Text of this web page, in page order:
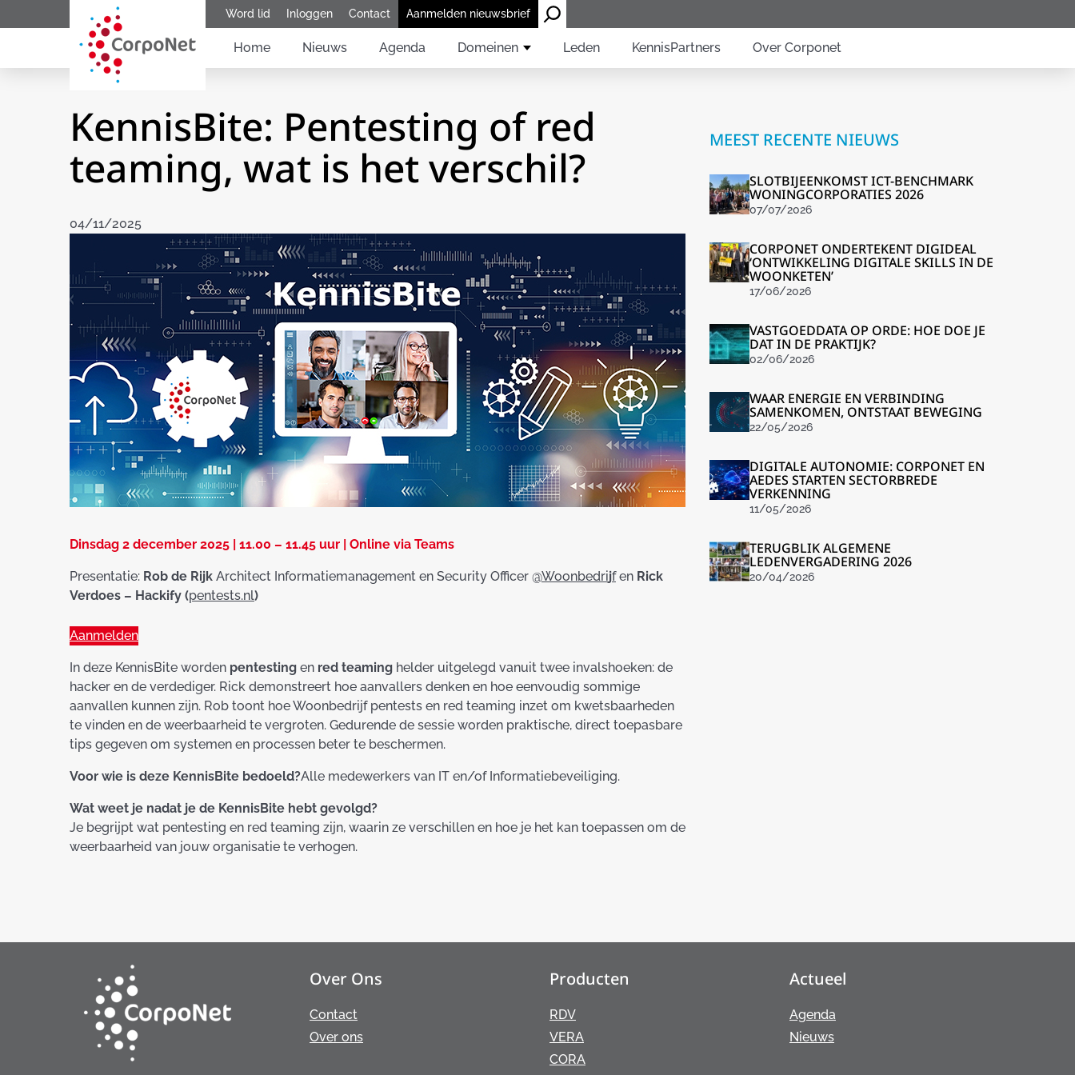
Word lid Inloggen Contact Aanmelden nieuwsbrief
Home Nieuws Agenda Domeinen Leden KennisPartners Over Corponet
KennisBite: Pentesting of red
teaming, wat is het verschil?
04/11/2025
Dinsdag 2 december 2025 | 11.00 – 11.45 uur | Online via Teams
Presentatie: Rob de Rijk Architect Informatiemanagement en Security Officer @Woonbedrijfen Rick
Verdoes – Hackify (pentests.nl)
Aanmelden
In deze KennisBite worden pentesting en red teaming helder uitgelegd vanuit twee invalshoeken: de
hacker en de verdediger. Rick demonstreert hoe aanvallers denken en hoe eenvoudig sommige
aanvallen kunnen zijn. Rob toont hoe Woonbedrijf pentests en red teaming inzet om kwetsbaarheden
te vinden en de weerbaarheid te vergroten. Gedurende de sessie worden praktische, direct toepasbare
tips gegeven om systemen en processen beter te beschermen.
Voor wie is deze KennisBite bedoeld?Alle medewerkers van IT en/of Informatiebeveiliging.
Wat weet je nadat je de KennisBite hebt gevolgd?
Je begrijpt wat pentesting en red teaming zijn, waarin ze verschillen en hoe je het kan toepassen om de
weerbaarheid van jouw organisatie te verhogen.
MEEST RECENTE NIEUWS
SLOTBIJEENKOMST ICT-BENCHMARK
WONINGCORPORATIES 2026
07/07/2026
CORPONET ONDERTEKENT DIGIDEAL
‘ONTWIKKELING DIGITALE SKILLS IN DE
WOONKETEN’
17/06/2026
VASTGOEDDATA OP ORDE: HOE DOE JE
DAT IN DE PRAKTIJK?
02/06/2026
WAAR ENERGIE EN VERBINDING
SAMENKOMEN, ONTSTAAT BEWEGING
22/05/2026
DIGITALE AUTONOMIE: CORPONET EN
AEDES STARTEN SECTORBREDE
VERKENNING
11/05/2026
TERUGBLIK ALGEMENE
LEDENVERGADERING 2026
20/04/2026
Over Ons
Contact
Over ons
Producten
RDV
VERA
CORA
Actueel
Agenda
Nieuws